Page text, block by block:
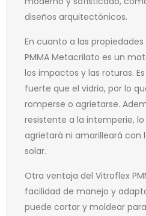
diseños arquitectónicos.
En cuanto a las
PMMA Metacrilato es un
los impactos y las roturas.
fuerte que el vidrio, por lo
romperse o agrietarse.
resistente a la intemperie,
agrietará ni amarilleará con
solar.
Otra ventaja del Vitroflex
facilidad de manejo y
puede cortar y moldear